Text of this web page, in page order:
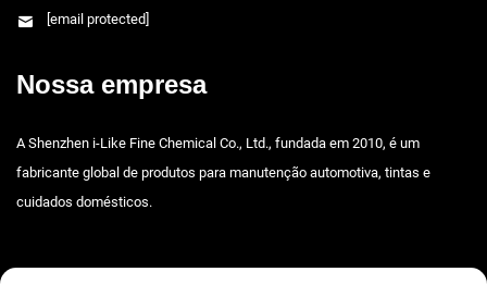
[email protected]
Nossa empresa
A Shenzhen i-Like Fine Chemical Co., Ltd., fundada em 2010, é um
fabricante global de produtos para manutenção automotiva, tintas e
cuidados domésticos.